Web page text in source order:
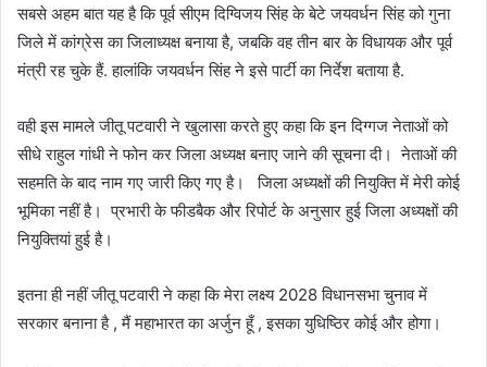
सबसे अहम बात यह है कि पूर्व सीएम दिग्विजय सिंह के बेटे जयवर्धन सिंह को गुना
जिले में कांग्रेस का जिलाध्यक्ष बनाया है, जबकि वह तीन बार के विधायक और पूर्व
मंत्री रह चुके हैं. हालांकि जयवर्धन सिंह ने इसे पार्टी का निर्देश बताया है.
वही इस मामले जीतू पटवारी ने खुलासा करते हुए कहा कि इन दिग्गज नेताओं को
सीधे राहुल गांधी ने फोन कर जिला अध्यक्ष बनाए जाने की सूचना दी। नेताओं की
सहमति के बाद नाम गए जारी किए गए है। जिला अध्यक्षों की नियुक्ति में मेरी कोई
भूमिका नहीं है। प्रभारी के फीडबैक और रिपोर्ट के अनुसार हुई जिला अध्यक्षों की
नियुक्तियां हुई है।
इतना ही नहीं जीतू पटवारी ने कहा कि मेरा लक्ष्य 2028 विधानसभा चुनाव में
सरकार बनाना है , मैं महाभारत का अर्जुन हूँ , इसका युधिष्ठिर कोई और होगा।